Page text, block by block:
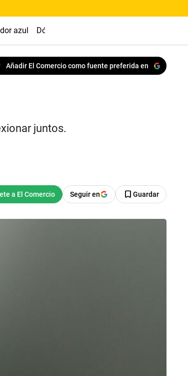
azul Dólar
Añadir El Comercio como fuente preferida en
juntos.
Seguir en Guardar